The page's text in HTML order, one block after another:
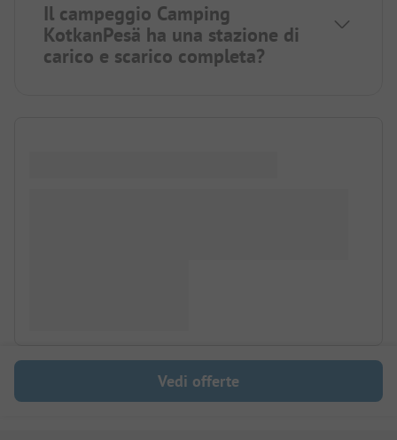
Il campeggio Camping
KotkanPesä ha una stazione di
carico e scarico completa?
Vedi offerte